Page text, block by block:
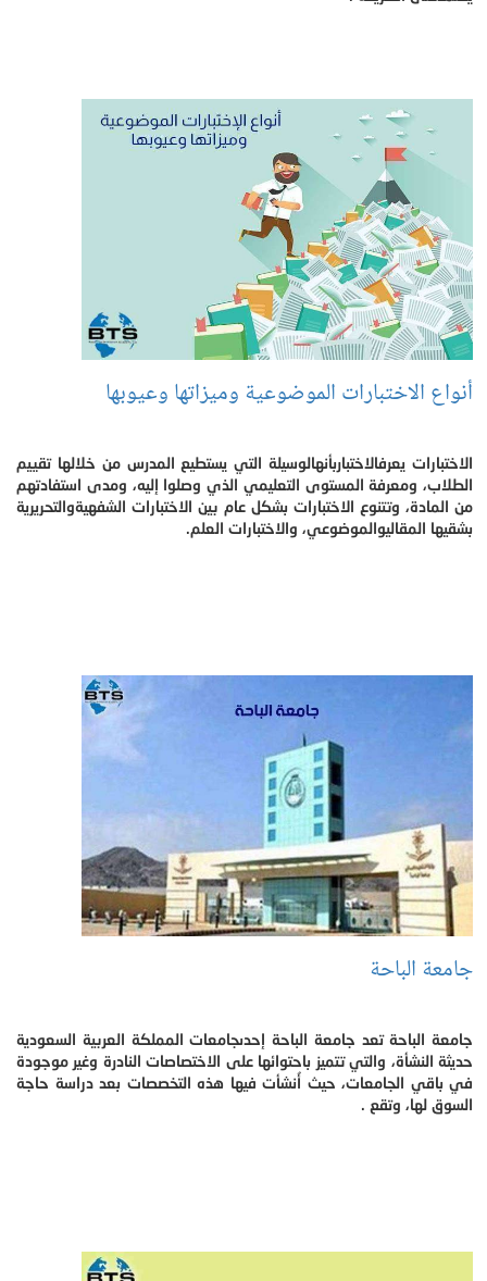
أنواع الاختبارات الموضوعية وميزاتها وعيوبها
الاختبارات يعرفالاختباربأنهالوسيلة التي يستطيع المدرس من خلالها تقييم
الطلاب، ومعرفة المستوى التعليمي الذي وصلوا إليه، ومدى استفادتهم
من المادة، وتتنوع الاختبارات بشكل عام بين الاختبارات الشفهيةوالتحريرية
بشقيها المقاليوالموضوعي، والاختبارات العلم.
جامعة الباحة
جامعة الباحة تعد جامعة الباحة إحدىجامعات المملكة العربية السعودية
حديثة النشأة، والتي تتميز باحتوائها على الاختصاصات النادرة وغير موجودة
في باقي الجامعات، حيث أُنشأت فيها هذه التخصصات بعد دراسة حاجة
السوق لها، وتقع .